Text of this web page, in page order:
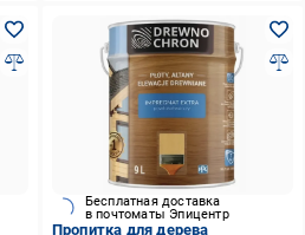
Бесплатная доставка
в почтоматы Эпицентр
Пропитка для дерева